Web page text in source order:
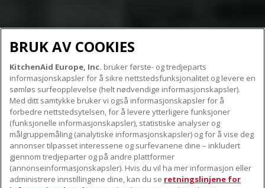
BRUK AV COOKIES
KitchenAid Europe, Inc. bruker første- og tredjeparts
informasjonskapsler for å sikre nettstedsfunksjonalitet og levere en
sømløs surfeopplevelse (helt nødvendige informasjonskapsler).
Med ditt samtykke bruker vi også informasjonskapsler for å
forbedre nettstedsytelsen, for å levere ytterligere funksjoner
(funksjonelle informasjonskapsler), statistiske analyser og
målgruppemåling (analytiske informasjonskapsler) og for å vise deg
annonser tilpasset interessene og surfevanene dine – inkludert
gjennom tredjeparter og på andre plattformer
(annonseinformasjonskapsler). Hvis du vil ha mer informasjon eller
administrere innstillingene dine, kan du se retningslinjene for